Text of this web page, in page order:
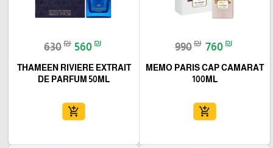
990₪ 760 ₪
MEMO PARIS CAP CAMARAT
100ML
add_shopping_cart
630₪ 560 ₪
THAMEEN RIVIERE EXTRAIT
DE PARFUM 50ML
add_shopping_cart